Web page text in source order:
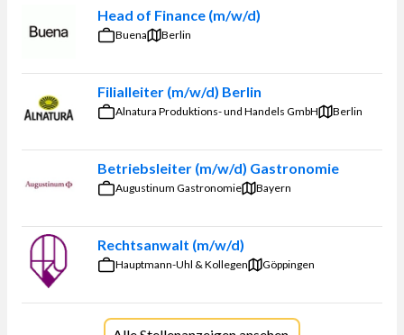
Head of Finance (m/w/d)
Buena Berlin
Filialleiter (m/w/d) Berlin
Alnatura Produktions- und Handels GmbH Berlin
Betriebsleiter (m/w/d) Gastronomie
Augustinum Gastronomie Bayern
Rechtsanwalt (m/w/d)
Hauptmann-Uhl & Kollegen Göppingen